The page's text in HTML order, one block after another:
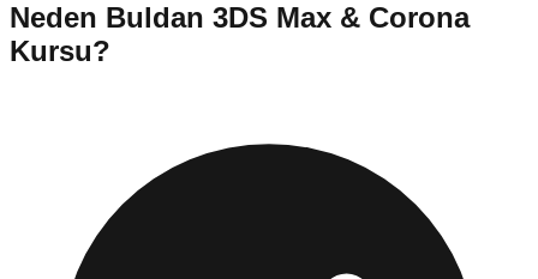
Neden Buldan 3DS Max & Corona
Kursu?